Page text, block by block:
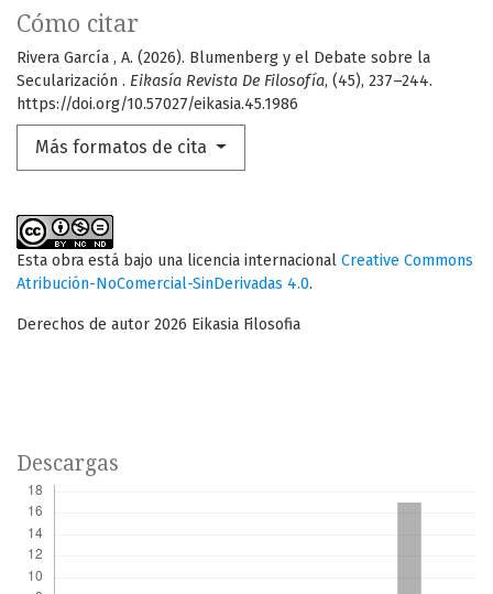
Cómo citar
Rivera García , A. (2026). Blumenberg y el Debate sobre la
Secularización . Eikasía Revista De Filosofía, (45), 237–244.
https://doi.org/10.57027/eikasia.45.1986
Más formatos de cita
Esta obra está bajo una licencia internacional Creative Commons
Atribución-NoComercial-SinDerivadas 4.0.
Derechos de autor 2026 Eikasia Filosofia
Descargas